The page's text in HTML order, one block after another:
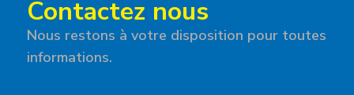
Contactez nous
Nous restons à votre disposition pour toutes
informations.